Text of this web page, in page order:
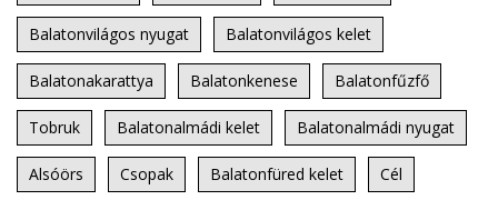
Balatonvilágos nyugat Balatonvilágos kelet
Balatonakarattya Balatonkenese Balatonfűzfő
Tobruk Balatonalmádi kelet Balatonalmádi nyugat
Alsóörs Csopak Balatonfüred kelet Cél